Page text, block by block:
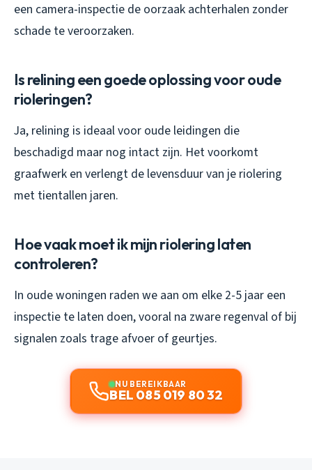
een camera-inspectie de oorzaak achterhalen zonder
schade te veroorzaken.
Is relining een goede oplossing voor oude
rioleringen?
Ja, relining is ideaal voor oude leidingen die
beschadigd maar nog intact zijn. Het voorkomt
graafwerk en verlengt de levensduur van je riolering
met tientallen jaren.
Hoe vaak moet ik mijn riolering laten
controleren?
In oude woningen raden we aan om elke 2-5 jaar een
inspectie te laten doen, vooral na zware regenval of bij
signalen zoals trage afvoer of geurtjes.
NU BEREIKBAAR
BEL 085 019 80 32